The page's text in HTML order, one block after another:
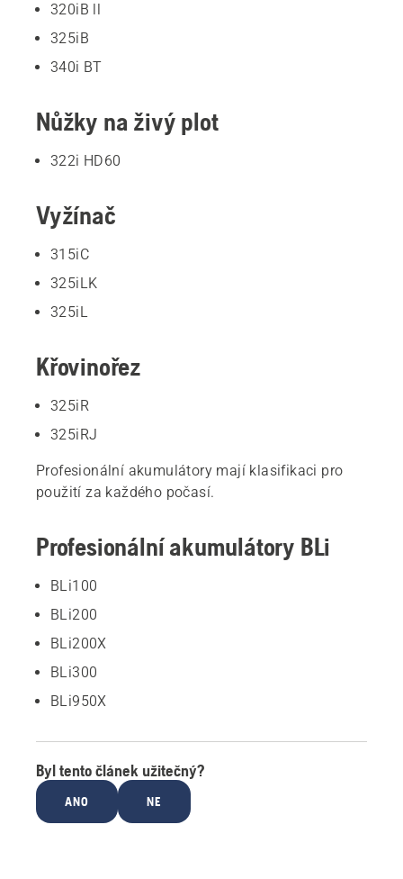
320iB ll
325iB
340i BT
Nůžky na živý plot
322i HD60
Vyžínač
315iC
325iLK
325iL
Křovinořez
325iR
325iRJ
Profesionální akumulátory mají klasifikaci pro
použití za každého počasí.
Profesionální akumulátory BLi
BLi100
BLi200
BLi200X
BLi300
BLi950X
Byl tento článek užitečný?
ANO NE